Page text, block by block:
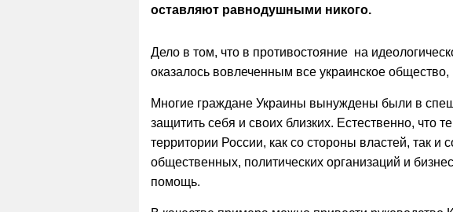
оставляют равнодушными никого.
Дело в том, что в противостояние на
оказалось вовлеченным все украинское
Многие граждане Украины вынуждены были в
защитить себя и своих близких. Естественно, что
территории России, как со стороны властей, так
общественных, политических организаций и
помощь.